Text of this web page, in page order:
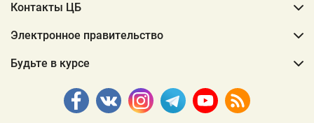
Контакты ЦБ
Электронное правительство
Будьте в курсе